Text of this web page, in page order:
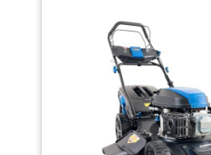
Carter de coupe en acier
pour offrir une excellente
couvrant efficacement les
Bac de ramassage 40 L et 6
réglables de 25 à 75 mm :
finition de votre pelouse tout
Garantie Hyundai 3 ans pour
an pour usage professionnel
d'esprit